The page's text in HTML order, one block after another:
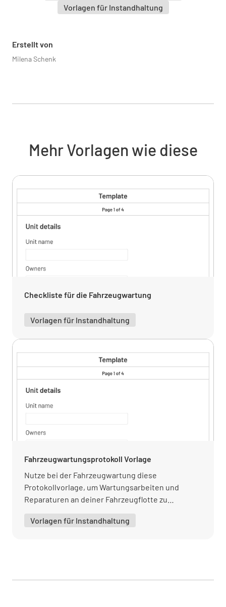
Vorlagen für Instandhaltung
Erstellt von
Milena Schenk
Fahrer zugewiesen
Außenbereich
Fahrzeuglackierung
Antriebsreifen
Mehr Vorlagen wie diese
Checkliste für die Fahrzeugwartung
Vorlagen für Instandhaltung
Fahrzeugwartungsprotokoll Vorlage
Nutze bei der Fahrzeugwartung diese
Protokollvorlage, um Wartungsarbeiten und
Reparaturen an deiner Fahrzeugflotte zu
Vorlagen für Instandhaltung